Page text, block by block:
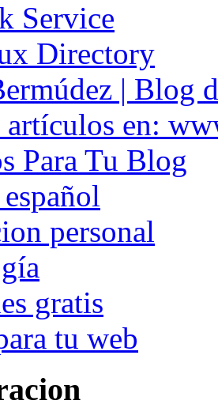
Service
Directory
| Blog
artículos en:
Para Tu Blog
personal
gratis
tu web